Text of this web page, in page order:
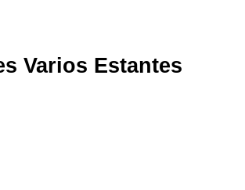
Varios Estantes
cantidad